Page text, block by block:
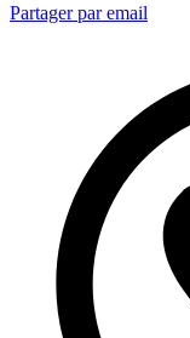
Partager par email